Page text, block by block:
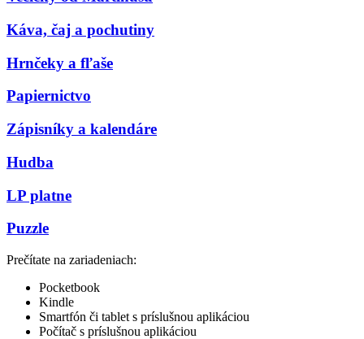
Káva, čaj a pochutiny
Hrnčeky a fľaše
Papiernictvo
Zápisníky a kalendáre
Hudba
LP platne
Puzzle
Prečítate na zariadeniach:
Pocketbook
Kindle
Smartfón či tablet s príslušnou aplikáciou
Počítač s príslušnou aplikáciou